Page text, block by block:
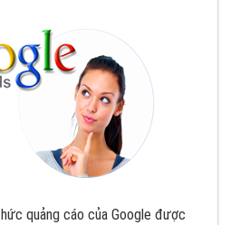
quảng cáo của Google được